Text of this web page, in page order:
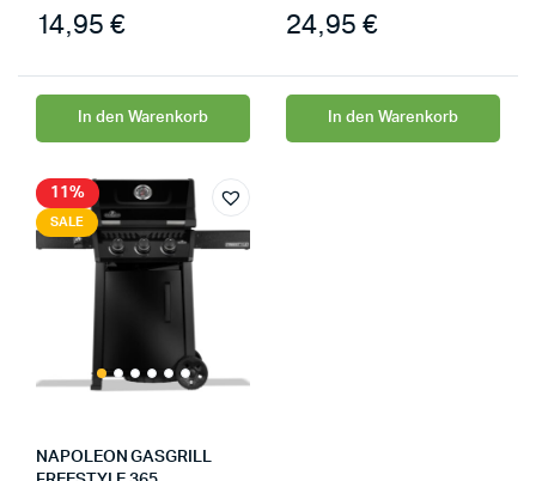
14,95 €
In den Warenkorb
24,95 €
In den Warenkorb
11%
SALE
NAPOLEON GASGRILL